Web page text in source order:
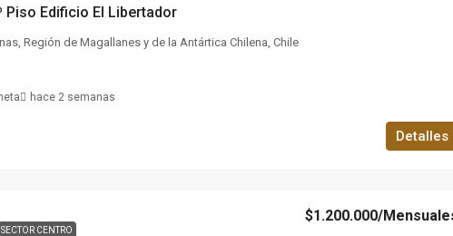
Piso Edificio El Libertador
Región de Magallanes y de la Antártica Chilena, Chile
Detalles
hace 2 semanas
SECTOR CENTRO
$1.200.000/